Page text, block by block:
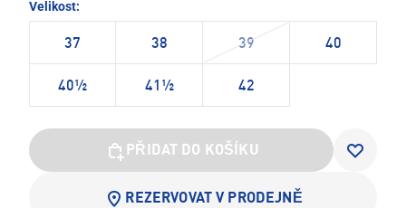
Velikost:
37 38 39 40
40½ 41½ 42
PŘIDAT DO KOŠÍKU
REZERVOVAT V PRODEJNĚ